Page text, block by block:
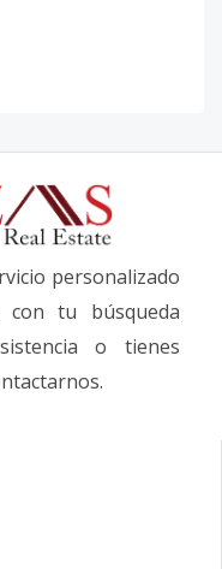
personalizado
tu búsqueda
o tienes